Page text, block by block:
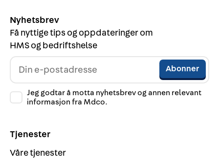
Nyhetsbrev
Få nyttige tips og oppdateringer om
HMS og bedriftshelse
Jeg godtar å motta nyhetsbrev og annen relevant
informasjon fra Mdco.
Tjenester
Våre tjenester